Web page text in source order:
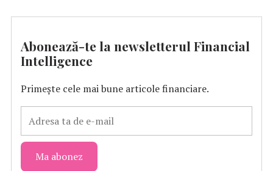
Abonează-te la newsletterul Financial
Intelligence
Primește cele mai bune articole financiare.